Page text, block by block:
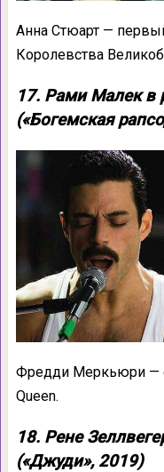
Анна Стюарт —
Королевства
17. Рами Малек в
(«Богемская
Фредди Меркьюри —
Queen.
18. Рене
(«Джуди», 2019)